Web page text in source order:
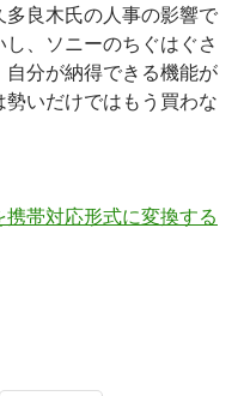
多良木氏の人事の影響で
、ソニーのちぐはぐさ
分が納得できる機能が
いだけではもう買わな
帯対応形式に変換する